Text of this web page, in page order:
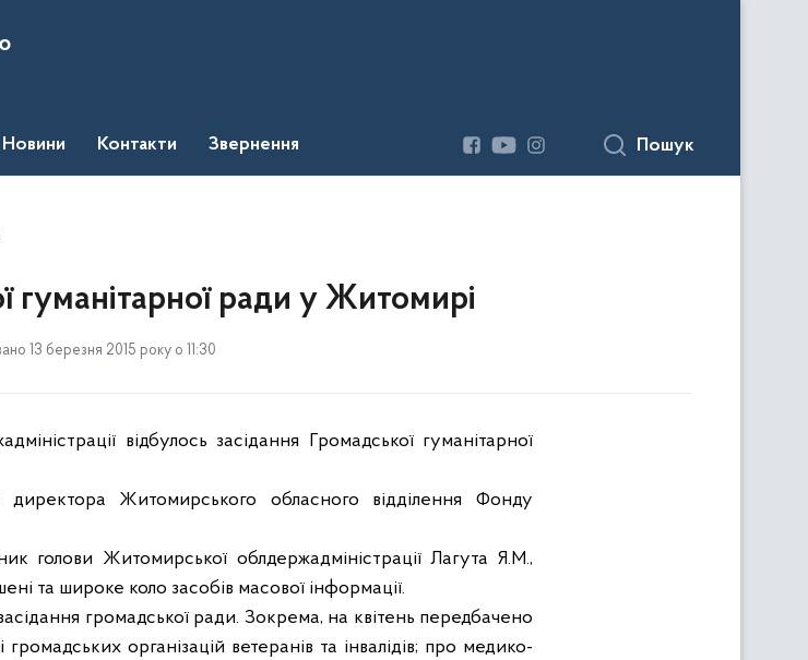
Новини Контакти Звернення Пошук
гуманітарної ради у Житомирі
13 березня 2015 року о 11:30
відбулось засідання Громадської гуманітарної
Житомирського обласного відділення Фонду
голови Житомирської облдержадміністрації Лагута Я.М.,
та широке коло засобів масової інформації.
громадської ради. Зокрема, на квітень передбачено
організацій ветеранів та інвалідів; про медико-